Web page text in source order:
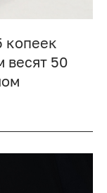
копеек
весят 50